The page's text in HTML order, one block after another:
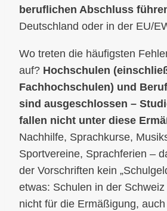
beruflichen Abschluss
Deutschland oder in der EU/
Wo treten die häufigsten
auf? Hochschulen
Fachhochschulen) und
sind ausgeschlossen –
fallen nicht unter diese
Nachhilfe, Sprachkurse,
Sportvereine, Sprachferien –
der Vorschriften kein
etwas: Schulen in der
nicht für die Ermäßigung,